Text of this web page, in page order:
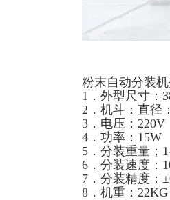
粉末自动分装
1．外型尺寸：
2．机斗：直径
3．电压：220V
4．功率：15W
5．分装重量；
6．分装速度
7．分装精度：
8．机重：22KG